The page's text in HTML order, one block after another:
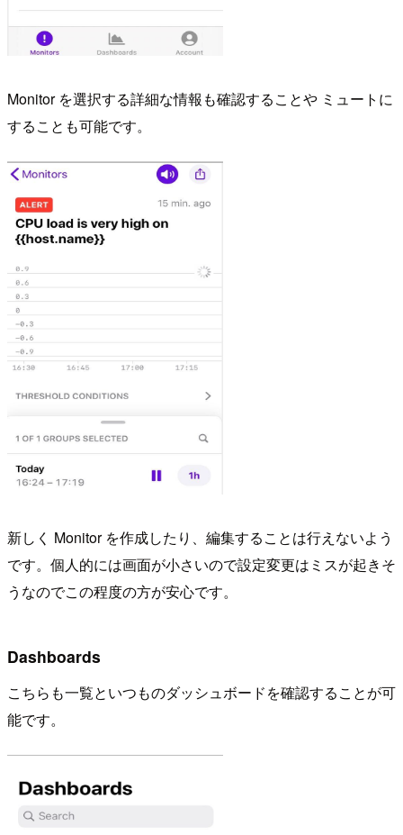
Monitor を選択する詳細な情報も確認することや ミュートに
することも可能です。
新しく Monitor を作成したり、編集することは行えないよう
です。個人的には画面が小さいので設定変更はミスが起きそ
うなのでこの程度の方が安心です。
Dashboards
こちらも一覧といつものダッシュボードを確認することが可
能です。